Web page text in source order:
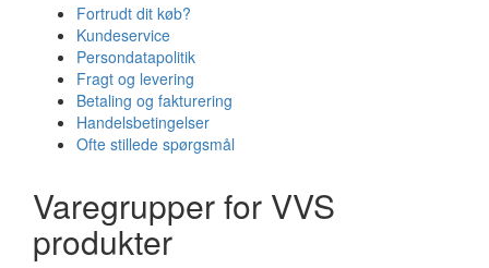
Fortrudt dit køb?
Kundeservice
Persondatapolitik
Fragt og levering
Betaling og fakturering
Handelsbetingelser
Ofte stillede spørgsmål
Varegrupper for VVS
produkter